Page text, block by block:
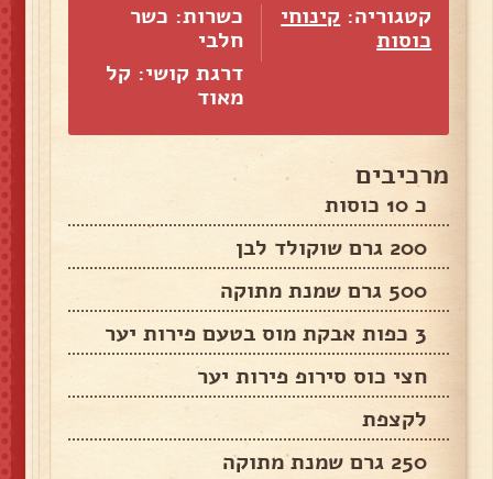
קטגוריה: קינוחי
כוסות
כשרות: כשר
חלבי
דרגת קושי: קל
מאוד
מרכיבים
כ 10 כוסות
200 גרם שוקולד לבן
500 גרם שמנת מתוקה
3 כפות אבקת מוס בטעם פירות יער
חצי כוס סירופ פירות יער
לקצפת
250 גרם שמנת מתוקה